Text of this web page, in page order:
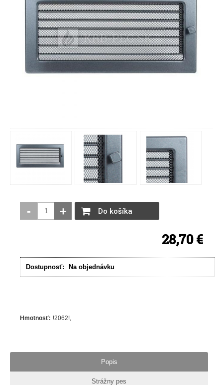
- + Do košíka
28,70 €
Dostupnosť: Na objednávku
Hmotnosť: !2062!
Popis
Strážny pes